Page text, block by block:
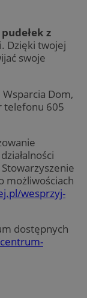
pudełek z
Dzięki twojej
swoje
Dom,
telefonu 605
możliwościach
wesprzyj-
dostępnych